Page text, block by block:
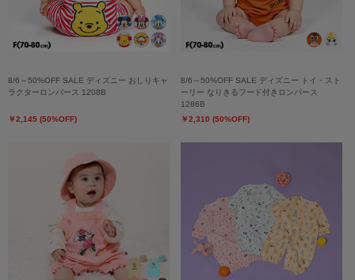
8/6～50%OFF SALE ディズニー おしりキャ
ラクターロンパース 1208B
￥2,145 (50%OFF)
8/6～50%OFF SALE ディズニー トイ・スト
ーリー なりきるフード付きロンパース
1286B
￥2,310 (50%OFF)